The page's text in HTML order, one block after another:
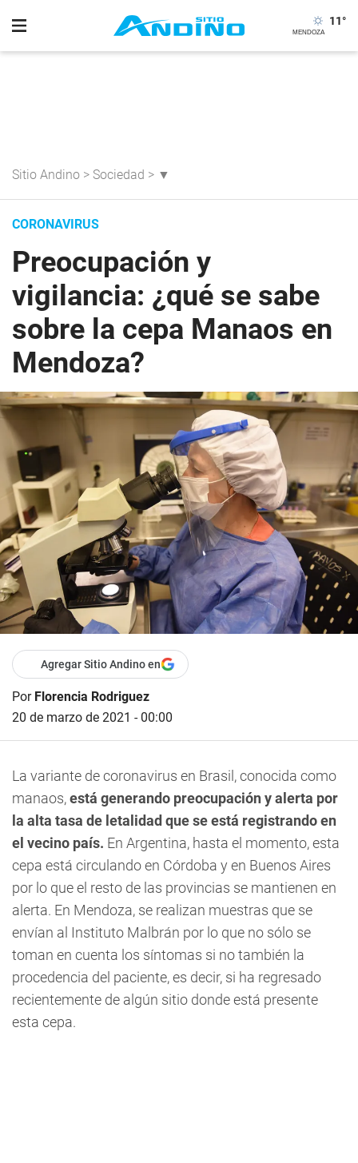
11°
Sitio Andino > Sociedad > ▼
CORONAVIRUS
Preocupación y
vigilancia: ¿qué se sabe
sobre la cepa Manaos en
Mendoza?
Agregar Sitio Andino en
Por Florencia Rodriguez
20 de marzo de 2021 - 00:00
La variante de coronavirus en Brasil, conocida como
manaos,está generando preocupación y alerta por
la alta tasa de letalidad que se está registrando en
el vecino país. En Argentina, hasta el momento, esta
cepa está circulando en Córdoba y en Buenos Aires
por lo que el resto de las provincias se mantienen en
alerta. En Mendoza, se realizan muestras que se
envían al Instituto Malbrán por lo que no sólo se
toman en cuenta los síntomas si no también la
procedencia del paciente, es decir, si ha regresado
recientemente de algún sitio donde está presente
esta cepa.